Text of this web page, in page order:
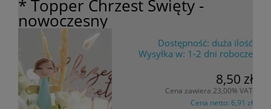
* Topper Chrzest Święty -
nowoczesny
Dostępność: duża ilość
Wysyłka w: 1-2 dni robocze
8,50 zł
Cena zawiera 23,00% VAT
Cena netto: 6,91 zł